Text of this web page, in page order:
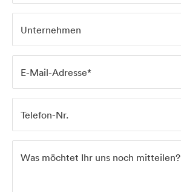
Unternehmen
E-Mail-Adresse*
Telefon-Nr.
Was möchtet Ihr uns noch mitteilen?